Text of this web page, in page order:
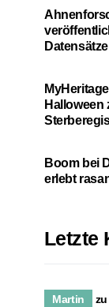
Datensätze
Halloween
Boom bei
erlebt
Letzte
Martin zu